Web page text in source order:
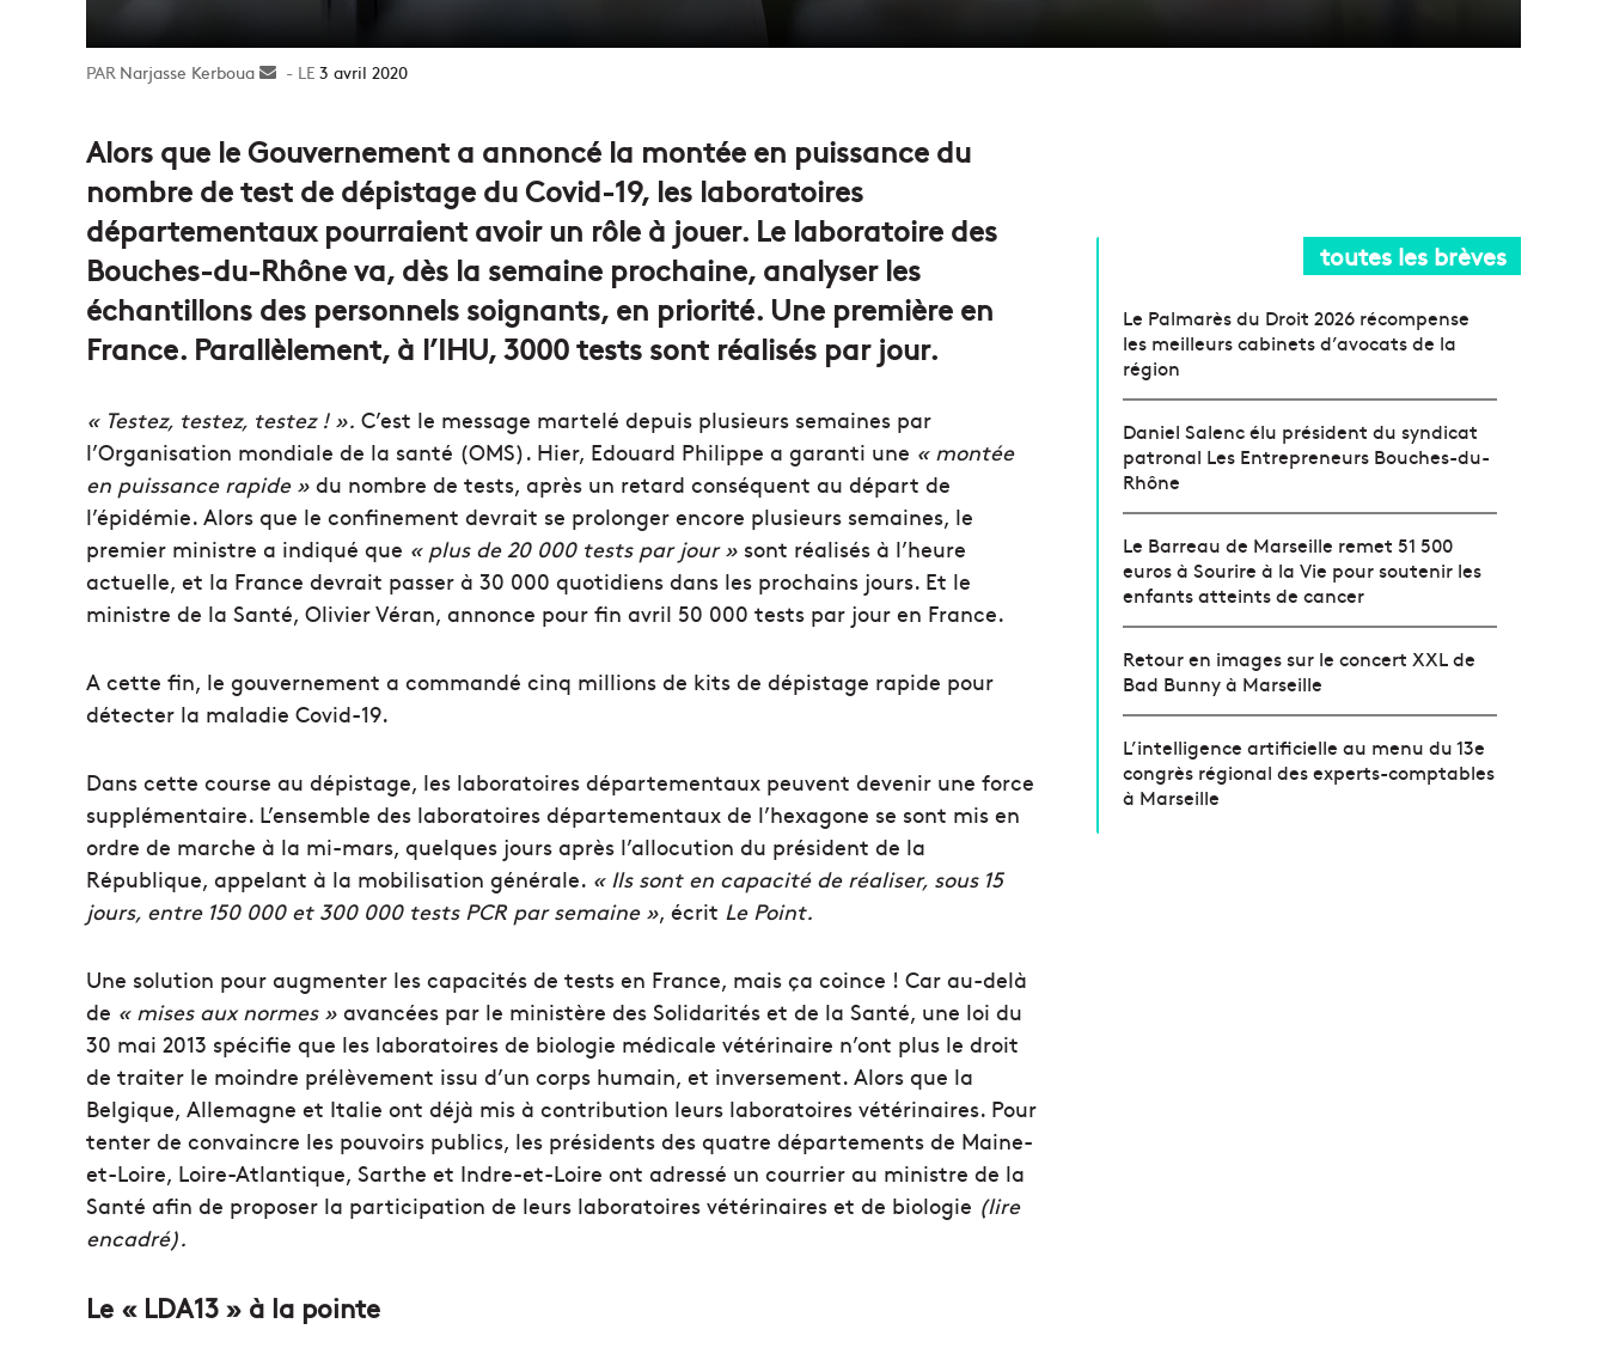
Narjasse Kerboua
Envoyer3 avril 2020
Alors que le Gouvernement a annoncé la montée en puissance du
nombre de test de dépistage du Covid-19, les laboratoires
départementaux pourraient avoir un rôle à jouer. Le laboratoire des
Bouches-du-Rhône va, dès la semaine prochaine, analyser les
échantillons des personnels soignants, en priorité. Une première en
France. Parallèlement, à l’IHU, 3000 tests sont réalisés par jour.
« Testez, testez, testez ! ». C’est le message martelé depuis plusieurs semaines par
l’Organisation mondiale de la santé (OMS). Hier, Edouard Philippe a garanti une « montée
en puissance rapide » du nombre de tests, après un retard conséquent au départ de
l’épidémie. Alors que le confinement devrait se prolonger encore plusieurs semaines, le
premier ministre a indiqué que « plus de 20 000 tests par jour » sont réalisés à l’heure
actuelle, et la France devrait passer à 30 000 quotidiens dans les prochains jours. Et le
ministre de la Santé, Olivier Véran, annonce pour fin avril 50 000 tests par jour en France.
A cette fin, le gouvernement a commandé cinq millions de kits de dépistage rapide pour
détecter la maladie Covid-19.
Dans cette course au dépistage, les laboratoires départementaux peuvent devenir une force
supplémentaire. L’ensemble des laboratoires départementaux de l’hexagone se sont mis en
ordre de marche à la mi-mars, quelques jours après l’allocution du président de la
République, appelant à la mobilisation générale. « Ils sont en capacité de réaliser, sous 15
jours, entre 150 000 et 300 000 tests PCR par semaine », écrit Le Point.
Une solution pour augmenter les capacités de tests en France, mais ça coince ! Car au-delà
de « mises aux normes » avancées par le ministère des Solidarités et de la Santé, une loi du
30 mai 2013 spécifie que les laboratoires de biologie médicale vétérinaire n’ont plus le droit
de traiter le moindre prélèvement issu d’un corps humain, et inversement. Alors que la
Belgique, Allemagne et Italie ont déjà mis à contribution leurs laboratoires vétérinaires. Pour
tenter de convaincre les pouvoirs publics, les présidents des quatre départements de Maine-
et-Loire, Loire-Atlantique, Sarthe et Indre-et-Loire ont adressé un courrier au ministre de la
Santé afin de proposer la participation de leurs laboratoires vétérinaires et de biologie (lire
encadré).
Le « LDA13 » à la pointe
toutes les brèves
Le Palmarès du Droit 2026 récompense
les meilleurs cabinets d’avocats de la
région
Daniel Salenc élu président du syndicat
patronal Les Entrepreneurs Bouches-du-
Rhône
Le Barreau de Marseille remet 51 500
euros à Sourire à la Vie pour soutenir les
enfants atteints de cancer
Retour en images sur le concert XXL de
Bad Bunny à Marseille
L’intelligence artificielle au menu du 13e
congrès régional des experts-comptables
à Marseille